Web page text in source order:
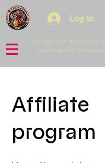
Log In
Congés d'été du 29/07 au
traitées une fois par
Affiliate
program